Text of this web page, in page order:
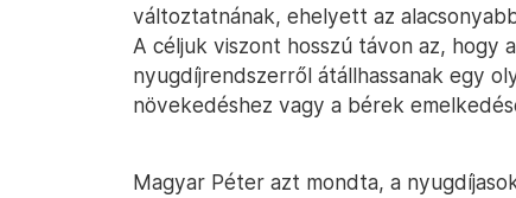
változtatnának, ehelyett az
A céljuk viszont hosszú távon az, hogy
nyugdíjrendszerről átállhassanak egy
növekedéshez vagy a bérek
Magyar Péter azt mondta, a